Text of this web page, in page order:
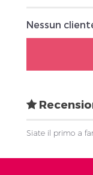
Nessun
Siate il primo a